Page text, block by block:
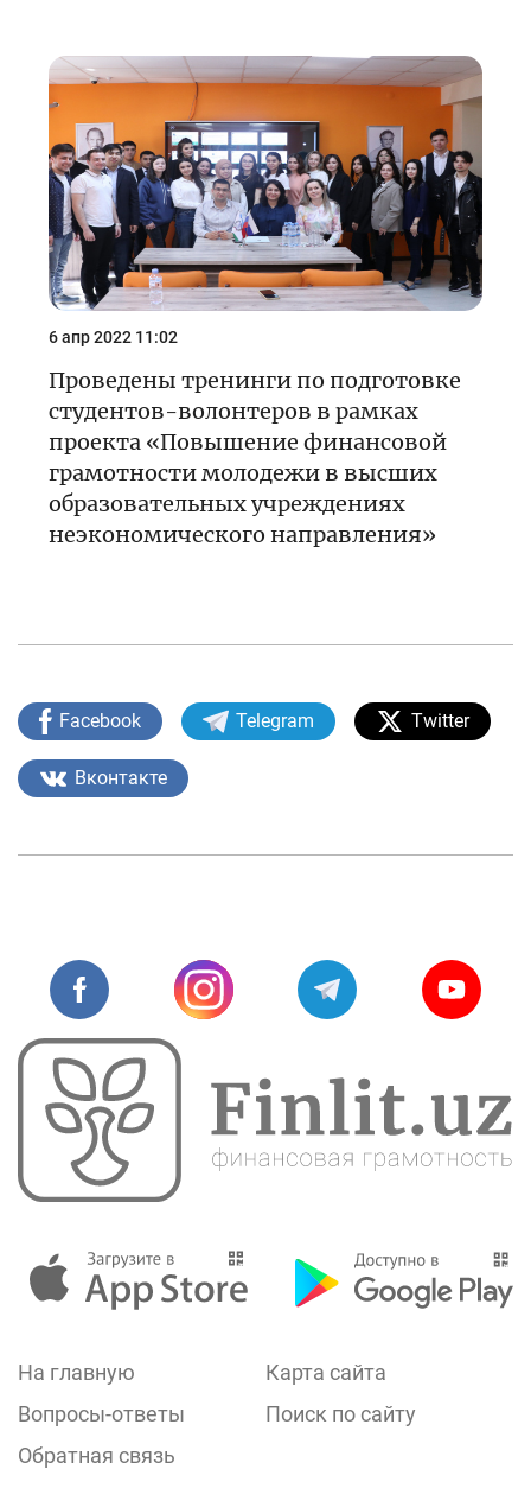
6 апр 2022 11:02
Проведены тренинги по подготовке
студентов-волонтеров в рамках
проекта «Повышение финансовой
грамотности молодежи в высших
образовательных учреждениях
неэкономического направления»
Facebook Telegram Twitter
Вконтакте
На главную
Карта сайта
Вопросы-ответы
Поиск по сайту
Обратная связь